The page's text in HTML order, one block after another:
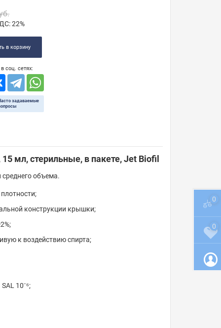
22%
в корзину
соц. сетях:
задаваемые
мл, стерильные, в пакете, Jet Biofil
объема.
конструкции крышки;
к воздействию спирта;
10⁻⁶;
0
0